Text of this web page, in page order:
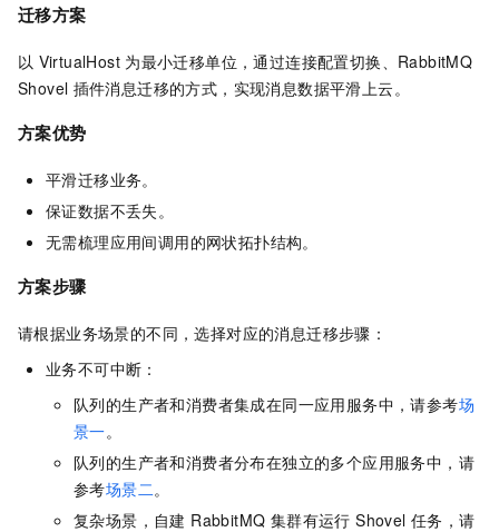
迁移方案
以 VirtualHost 为最小迁移单位，通过连接配置切换、RabbitMQ
Shovel 插件消息迁移的方式，实现消息数据平滑上云。
方案优势
平滑迁移业务。
保证数据不丢失。
无需梳理应用间调用的网状拓扑结构。
方案步骤
请根据业务场景的不同，选择对应的消息迁移步骤：
业务不可中断：
队列的生产者和消费者集成在同一应用服务中，请参考场
景一。
队列的生产者和消费者分布在独立的多个应用服务中，请
参考场景二 。
复杂场景，自建 RabbitMQ 集群有运行 Shovel 任务，请